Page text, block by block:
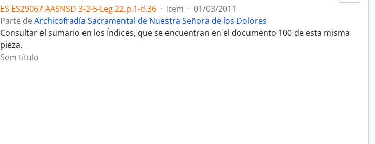
ES ES29067 AASNSD 3-2-5-Leg.22.p.1-d.36 · Item · 01/03/2011
Parte de Archicofradía Sacramental de Nuestra Señora de los Dolores
Consultar el sumario en los Índices, que se encuentran en el documento 100 de esta misma
pieza.
Sem título